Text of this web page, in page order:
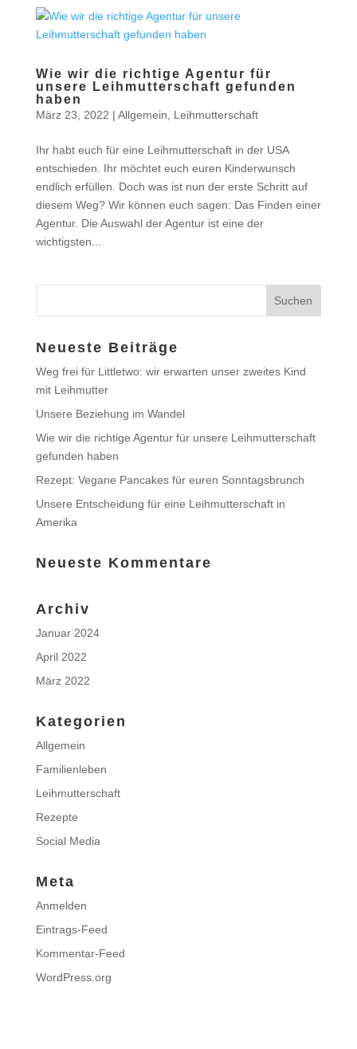
Wie wir die richtige Agentur für
unsere Leihmutterschaft gefunden
haben
März 23, 2022 | Allgemein Leihmutterschaft
Ihr habt euch für eine Leihmutterschaft in der USA
entschieden. Ihr möchtet euch euren Kinderwunsch
endlich erfüllen. Doch was ist nun der erste Schritt auf
diesem Weg? Wir können euch sagen: Das Finden einer
Agentur. Die Auswahl der Agentur ist eine der
wichtigsten...
Neueste Beiträge
Weg frei für Littletwo: wir erwarten unser zweites Kind
mit Leihmutter
Unsere Beziehung im Wandel
Wie wir die richtige Agentur für unsere Leihmutterschaft
gefunden haben
Rezept: Vegane Pancakes für euren Sonntagsbrunch
Unsere Entscheidung für eine Leihmutterschaft in
Amerika
Neueste Kommentare
Archiv
Januar 2024
April 2022
März 2022
Kategorien
Allgemein
Familienleben
Leihmutterschaft
Rezepte
Social Media
Meta
Anmelden
Eintrags-Feed
Kommentar-Feed
WordPress.org